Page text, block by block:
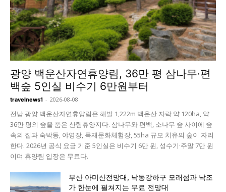
광양 백운산자연휴양림, 36만 평 삼나무·편
백숲 5인실 비수기 6만원부터
travelnews1 - 2026-08-08
전남 광양 백운산자연휴양림은 해발 1,222m 백운산 자락 약 120ha, 약
36만 평의 숲을 품은 산림휴양지다. 삼나무와 편백, 소나무 숲 사이에 숲
속의 집과 숙박동, 야영장, 목재문화체험장, 55ha 규모 치유의 숲이 자리
한다. 2026년 공식 요금 기준 5인실은 비수기 6만 원, 성수기·주말 7만 원
이며 휴양림 입장은 무료다.
부산 아미산전망대, 낙동강하구 모래섬과 낙조
가 한눈에 펼쳐지는 무료 전망대